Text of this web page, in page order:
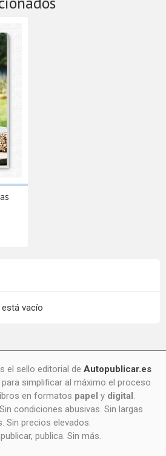
vacío
el sello editorial de Autopublicar.es
simplificar al máximo el proceso
en formatos papel y digital .
condiciones abusivas. Sin largas
Sin precios elevados.
publica. Sin más.